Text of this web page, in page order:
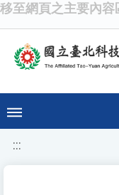
移至網頁之主要內容
:::